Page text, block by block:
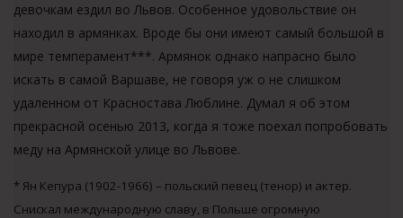
девочкам ездил во Львов. Особенное удовольствие он
находил в армянках. Вроде бы они имеют самый большой в
мире темперамент***. Армянок однако напрасно было
искать в самой Варшаве, не говоря уж о не слишком
удаленном от Красностава Люблине. Думал я об этом
прекрасной осенью 2013, когда я тоже поехал попробовать
меду на Армянской улице во Львове.
* Ян Кепура (1902-1966) – польский певец (тенор) и актер.
Снискал международную славу, в Польше огромную